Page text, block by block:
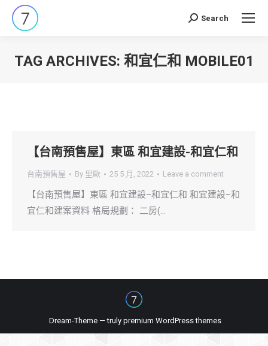
Search:
Search
TAG ARCHIVES: 和宜仁和 MOBILE01
【台南預售屋】東區 和宜建設-和宜仁和
台南預售屋 By 里歐 25 5 月, 2022 Leave a comment
【台南預售屋】東區 和宜建設–和宜仁和 和宜建設–和
宜仁和建案資料 格局規劃： 二房(…
Dream-Theme — truly premium WordPress themes